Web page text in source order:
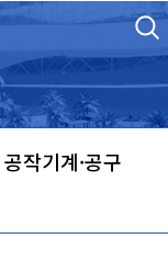
공작기계·공구